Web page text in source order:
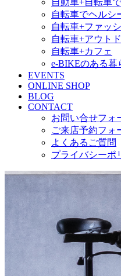
自動車+自転車
自転車でヘルシ
自転車+ファッ
自転車+アウト
自転車+カフェ
e-BIKEのある暮
EVENTS
ONLINE SHOP
BLOG
CONTACT
お問い合せフォ
ご来店予約フォ
よくあるご質問
プライバシーポ